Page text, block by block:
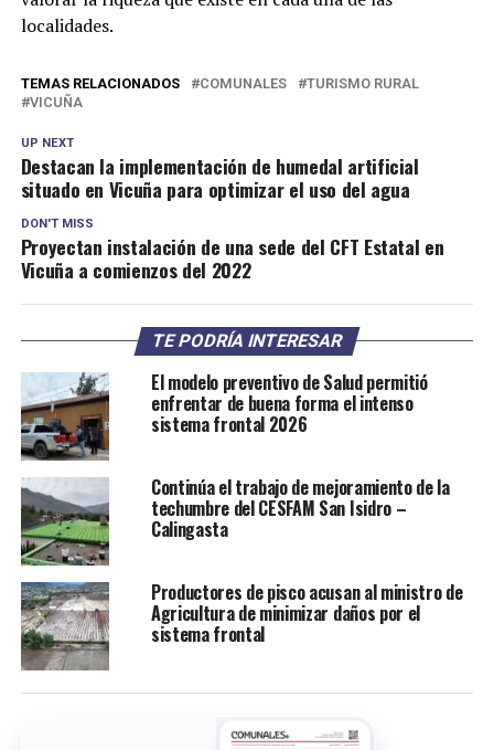
localidades.
TEMAS RELACIONADOS COMUNALES
TURISMO RURAL
VICUÑA
UP NEXT
Destacan la implementación de humedal artificial
situado en Vicuña para optimizar el uso del agua
DON'T MISS
Proyectan instalación de una sede del CFT Estatal en
Vicuña a comienzos del 2022
TE PODRÍA INTERESAR
El modelo preventivo de Salud permitió
enfrentar de buena forma el intenso
sistema frontal 2026
Continúa el trabajo de mejoramiento de la
techumbre del CESFAM San Isidro –
Calingasta
Productores de pisco acusan al ministro de
Agricultura de minimizar daños por el
sistema frontal